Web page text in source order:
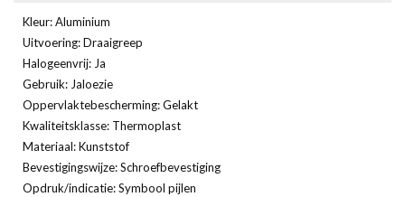
Kleur: Aluminium
Uitvoering: Draaigreep
Halogeenvrij: Ja
Gebruik: Jaloezie
Oppervlaktebescherming: Gelakt
Kwaliteitsklasse: Thermoplast
Materiaal: Kunststof
Bevestigingswijze: Schroefbevestiging
Opdruk/indicatie: Symbool pijlen